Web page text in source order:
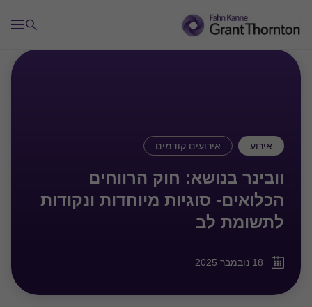
וובינר בנושא: חוק הרווחים
הכלואים- סוגיות מיוחדות ונקודות
לתשומת לב
אירוע אירועים קודמים
18 נובמבר 2025